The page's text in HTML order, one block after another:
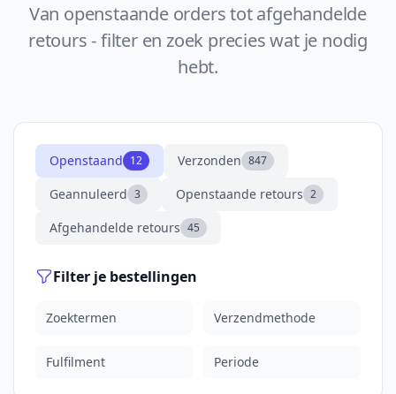
Van openstaande orders tot afgehandelde
retours - filter en zoek precies wat je nodig
hebt.
Openstaand 12 Verzonden 847
Geannuleerd 3 Openstaande retours 2
Afgehandelde retours 45
Filter je bestellingen
Zoektermen Verzendmethode
Fulfilment Periode